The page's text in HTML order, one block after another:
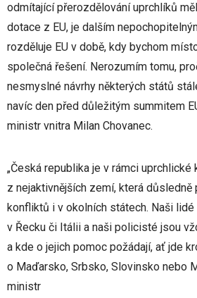
odmítající přerozdělování uprchlíků
dotace z EU, je dalším
rozděluje EU v době, kdy bychom
společná řešení. Nerozumím tomu,
nesmyslné návrhy některých států
navíc den před důležitým summitem
ministr vnitra Milan Chovanec.
„Česká republika je v rámci uprchlické
z nejaktivnějších zemí, která důsledně
konfliktů i v okolních státech. Naši lidé
v Řecku či Itálii a naši policisté jsou
a kde o jejich pomoc požádají, ať jde
o Maďarsko, Srbsko, Slovinsko nebo
ministr